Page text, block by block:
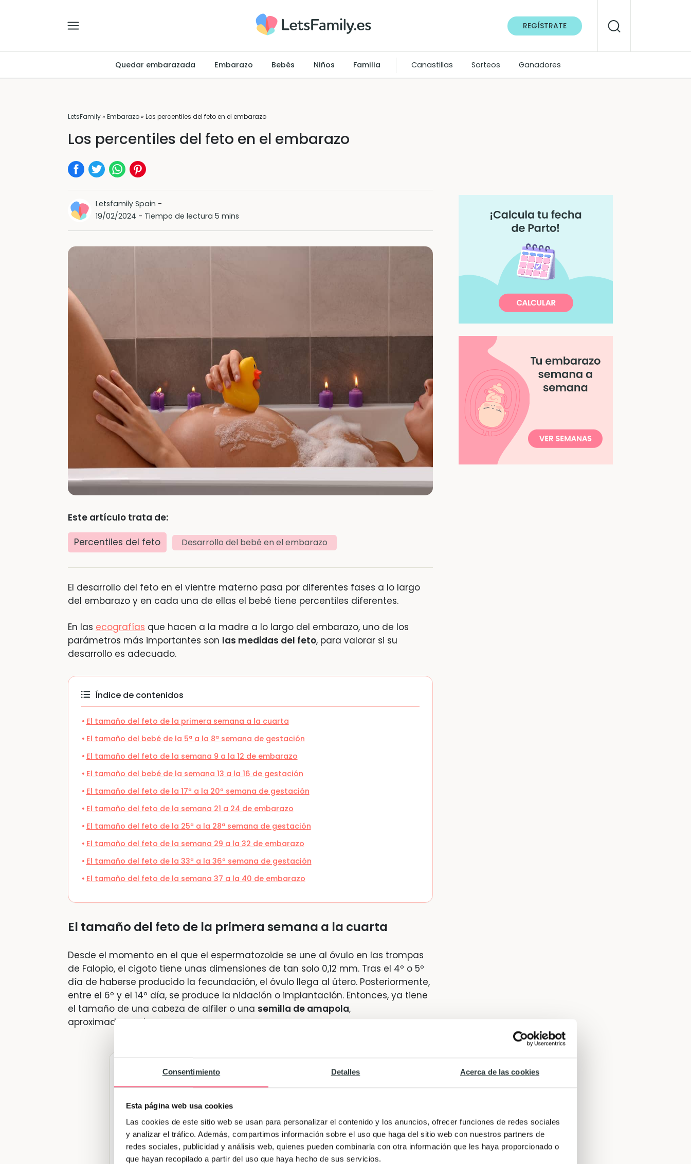
Consentimiento Detalles Acerca de las cookies
Esta página web usa cookies
Las cookies de este sitio web se usan para personalizar el contenido y los anuncios, ofrecer funciones de redes sociales
y analizar el tráfico. Además, compartimos información sobre el uso que haga del sitio web con nuestros partners de
redes sociales, publicidad y análisis web, quienes pueden combinarla con otra información que les haya proporcionado o
que hayan recopilado a partir del uso que haya hecho de sus servicios.
REGÍSTRATE
Quedar embarazada Embarazo Bebés Niños Familia Canastillas Sorteos Ganadores
LetsFamily» Embarazo» Los percentiles del feto en el embarazo
Los percentiles del feto en el embarazo
Letsfamily Spain -
19/02/2024 - Tiempo de lectura 5 mins
Este artículo trata de:
Percentiles del feto
Desarrollo del bebé en el embarazo
El desarrollo del feto en el vientre materno pasa por diferentes fases a lo largo
del embarazo y en cada una de ellas el bebé tiene percentiles diferentes.
En las ecografías que hacen a la madre a lo largo del embarazo, uno de los
parámetros más importantes son las medidas del feto, para valorar si su
desarrollo es adecuado.
Índice de contenidos
El tamaño del feto de la primera semana a la cuarta
El tamaño del bebé de la 5ª a la 8ª semana de gestación
El tamaño del feto de la semana 9 a la 12 de embarazo
El tamaño del bebé de la semana 13 a la 16 de gestación
El tamaño del feto de la 17ª a la 20ª semana de gestación
El tamaño del feto de la semana 21 a 24 de embarazo
El tamaño del feto de la 25ª a la 28ª semana de gestación
El tamaño del feto de la semana 29 a la 32 de embarazo
El tamaño del feto de la 33ª a la 36ª semana de gestación
El tamaño del feto de la semana 37 a la 40 de embarazo
El tamaño del feto de la primera semana a la cuarta
Desde el momento en el que el espermatozoide se une al óvulo en las trompas
de Falopio, el cigoto tiene unas dimensiones de tan solo 0,12 mm. Tras el 4º o 5º
día de haberse producido la fecundación, el óvulo llega al útero. Posteriormente,
entre el 6º y el 14º día, se produce la nidación o implantación. Entonces, ya tiene
el tamaño de una cabeza de alfiler o una semilla de amapola,
aproximadamente.